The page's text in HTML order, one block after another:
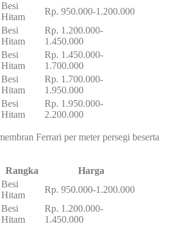
Besi
Hitam
Rp. 950.000-1.200.000
Besi
Hitam
Rp. 1.200.000-
1.450.000
Besi
Hitam
Rp. 1.450.000-
1.700.000
Besi
Hitam
Rp. 1.700.000-
1.950.000
Besi
Hitam
Rp. 1.950.000-
2.200.000
Ferrari per meter persegi beserta
Rangka
Harga
Besi
Hitam
Rp. 950.000-1.200.000
Besi
Hitam
Rp. 1.200.000-
1.450.000